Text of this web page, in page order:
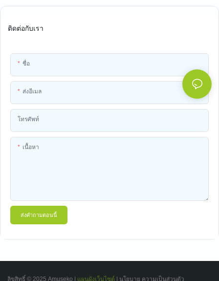
ติดต่อกับเรา
ชื่อ
ส่งอีเมล
โทรศัพท์
เนื้อหา
ส่งคำถามตอนนี้
ลิขสิทธิ์ © 2025 Amuseko | แผนผังเว็บไซต์ นโยบาย ความเป็นส่วนตัว